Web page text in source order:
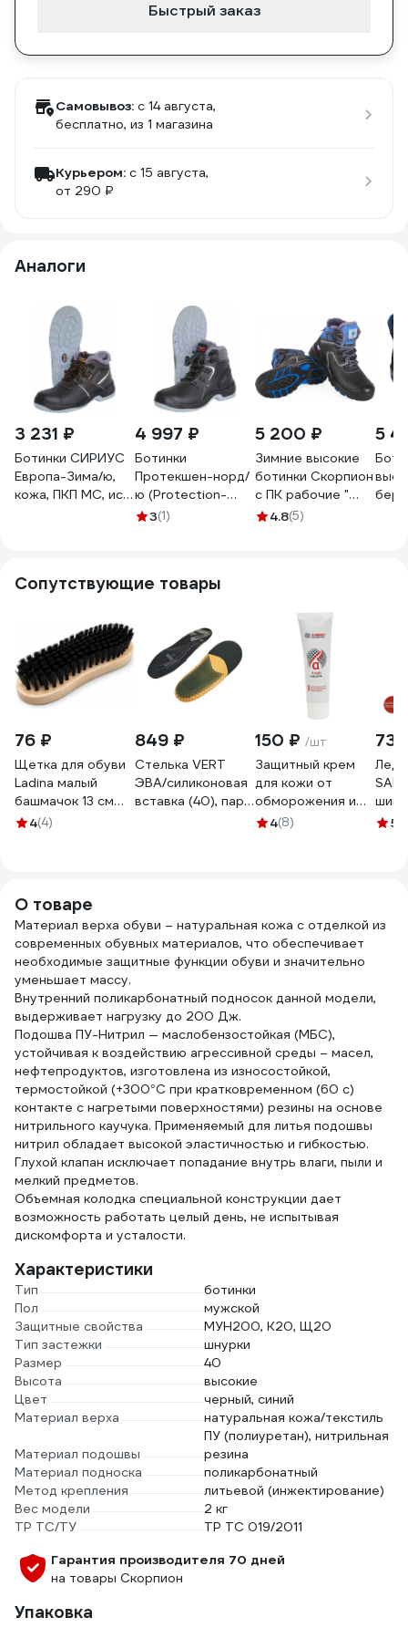
Быстрый заказ
Самовывоз: c 14 августа,
бесплатно, из 1 магазина
Курьером: c 15 августа,
от 290 ₽
Аналоги
3 231 ₽
Ботинки СИРИУС
Европа-Зима/ю,
кожа, ПКП МС, иск.
4 997 ₽
Ботинки
Протекшен-норд/
ю (Protection-
nord/ю) кожа ПКП
3(1)
5 200 ₽
Зимние высокие
ботинки Скорпион
с ПК рабочие "
Трекбот", натур.
4.8(5)
5
Сопутствующие товары
76 ₽
Щетка для обуви
Ladina малый
башмачок 13 см
300102-4
4(4)
849 ₽
Стелька VERT
ЭВА/силиконовая
вставка (40), пар,
150 ₽ /шт
Защитный крем
для кожи от
обморожения и
обветривания
4(8)
73
200
5
О товаре
Материал верха обуви – натуральная кожа с отделкой из
современных обувных материалов, что обеспечивает
необходимые защитные функции обуви и значительно
уменьшает массу.
Внутренний поликарбонатный подносок данной модели,
выдерживает нагрузку до 200 Дж.
Подошва ПУ-Нитрил — маслобензостойкая (МБС),
устойчивая к воздействию агрессивной среды – масел,
нефтепродуктов, изготовлена из износостойкой,
термостойкой (+300°С при кратковременном (60 с)
контакте с нагретыми поверхностями) резины на основе
нитрильного каучука. Применяемый для литья подошвы
нитрил обладает высокой эластичностью и гибкостью.
Глухой клапан исключает попадание внутрь влаги, пыли и
мелкий предметов.
Объемная колодка специальной конструкции дает
возможность работать целый день, не испытывая
дискомфорта и усталости.
Характеристики
Тип
ботинки
Пол
мужской
Защитные свойства
МУН200, К20, Щ20
Тип застежки
шнурки
Размер
40
Высота
высокие
Цвет
черный, синий
Материал верха
натуральная кожа/текстиль
Материал подошвы
ПУ (полиуретан), нитрильная
резина
Материал подноска
поликарбонатный
Метод крепления
литьевой (инжектирование)
Вес модели
2 кг
ТР ТС/ТУ
ТР ТС 019/2011
Гарантия производителя 70 дней
на товары Скорпион
Упаковка